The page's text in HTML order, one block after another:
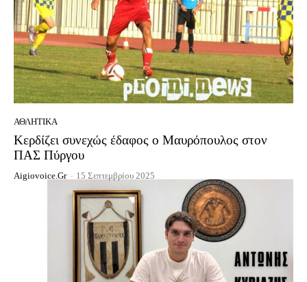
ΑΘΛΗΤΙΚΆ
Κερδίζει συνεχώς έδαφος ο Μαυρόπουλος στον
ΠΑΣ Πύργου
Aigiovoice.gr - 15 Σεπτεμβρίου 2025